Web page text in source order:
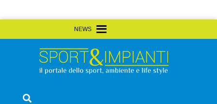
to
Sport&Impianti